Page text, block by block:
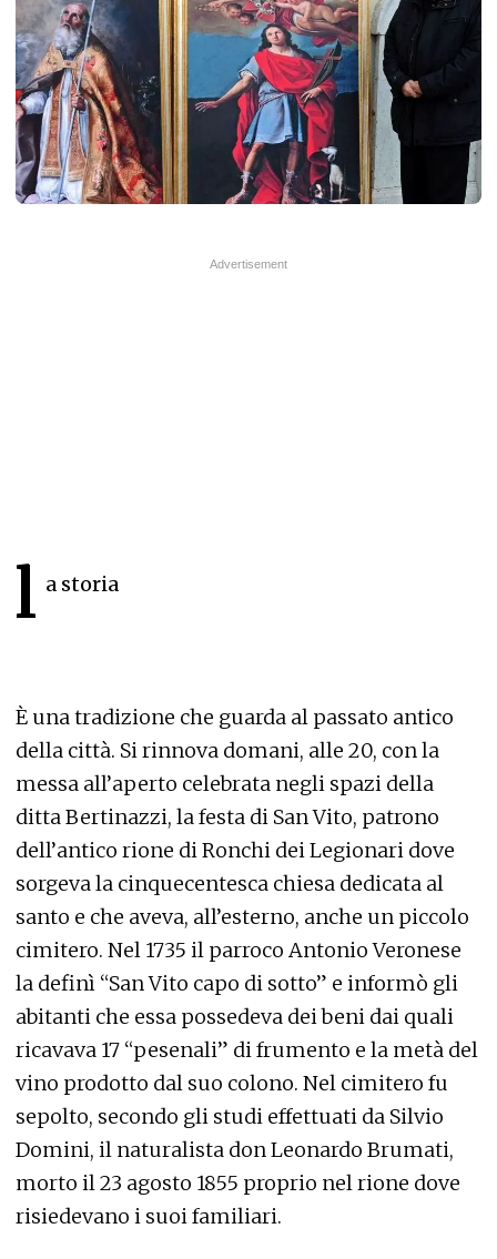
l a storia
È una tradizione che guarda al passato antico
della città. Si rinnova domani, alle 20, con la
messa all’aperto celebrata negli spazi della
ditta Bertinazzi, la festa di San Vito, patrono
dell’antico rione di Ronchi dei Legionari dove
sorgeva la cinquecentesca chiesa dedicata al
santo e che aveva, all’esterno, anche un piccolo
cimitero. Nel 1735 il parroco Antonio Veronese
la definì “San Vito capo di sotto” e informò gli
abitanti che essa possedeva dei beni dai quali
ricavava 17 “pesenali” di frumento e la metà del
vino prodotto dal suo colono. Nel cimitero fu
sepolto, secondo gli studi effettuati da Silvio
Domini, il naturalista don Leonardo Brumati,
morto il 23 agosto 1855 proprio nel rione dove
risiedevano i suoi familiari.